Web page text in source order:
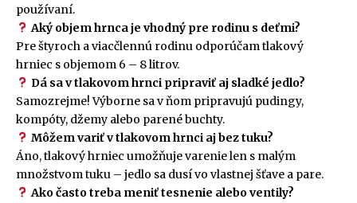
používaní.
Aký objem hrnca je vhodný pre rodinu s deťmi?
Pre štyroch a viacčlennú rodinu odporúčam tlakový
hrniec s objemom 6 – 8 litrov.
Dá sa v tlakovom hrnci pripraviť aj sladké jedlo?
Samozrejme! Výborne sa v ňom pripravujú pudingy,
kompóty, džemy alebo parené buchty.
Môžem variť v tlakovom hrnci aj bez tuku?
Áno, tlakový hrniec umožňuje varenie len s malým
množstvom tuku – jedlo sa dusí vo vlastnej šťave a pare.
Ako často treba meniť tesnenie alebo ventily?